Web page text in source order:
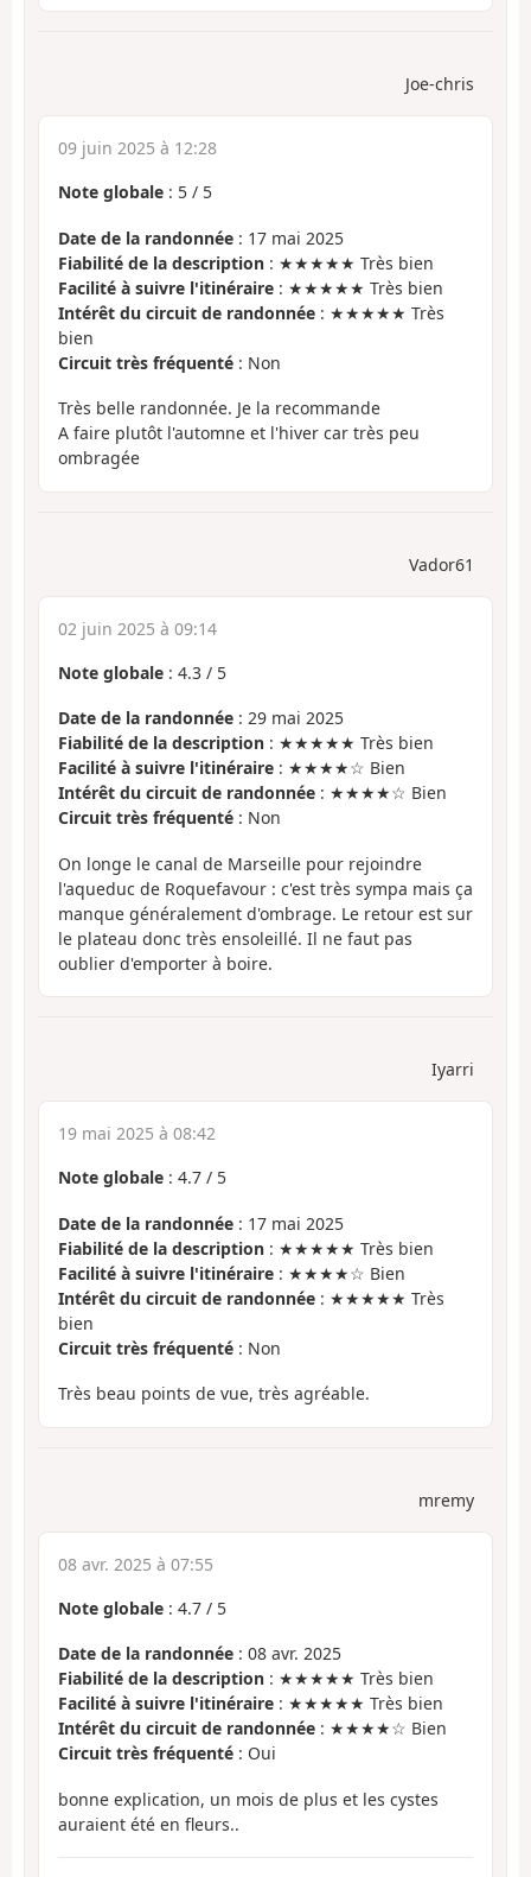
Joe-chris
09 juin 2025 à 12:28
Note globale : 5 / 5
Date de la randonnée : 17 mai 2025
Fiabilité de la description : ★★★★★ Très bien
Facilité à suivre l'itinéraire : ★★★★★ Très bien
Intérêt du circuit de randonnée : ★★★★★ Très
bien
Circuit très fréquenté : Non
Très belle randonnée. Je la recommande
A faire plutôt l'automne et l'hiver car très peu
ombragée
Vador61
02 juin 2025 à 09:14
Note globale : 4.3 / 5
Date de la randonnée : 29 mai 2025
Fiabilité de la description : ★★★★★ Très bien
Facilité à suivre l'itinéraire : ★★★★☆ Bien
Intérêt du circuit de randonnée : ★★★★☆ Bien
Circuit très fréquenté : Non
On longe le canal de Marseille pour rejoindre
l'aqueduc de Roquefavour : c'est très sympa mais ça
manque généralement d'ombrage. Le retour est sur
le plateau donc très ensoleillé. Il ne faut pas
oublier d'emporter à boire.
Iyarri
19 mai 2025 à 08:42
Note globale : 4.7 / 5
Date de la randonnée : 17 mai 2025
Fiabilité de la description : ★★★★★ Très bien
Facilité à suivre l'itinéraire : ★★★★☆ Bien
Intérêt du circuit de randonnée : ★★★★★ Très
bien
Circuit très fréquenté : Non
Très beau points de vue, très agréable.
mremy
08 avr. 2025 à 07:55
Note globale : 4.7 / 5
Date de la randonnée : 08 avr. 2025
Fiabilité de la description : ★★★★★ Très bien
Facilité à suivre l'itinéraire : ★★★★★ Très bien
Intérêt du circuit de randonnée : ★★★★☆ Bien
Circuit très fréquenté : Oui
bonne explication, un mois de plus et les cystes
auraient été en fleurs..